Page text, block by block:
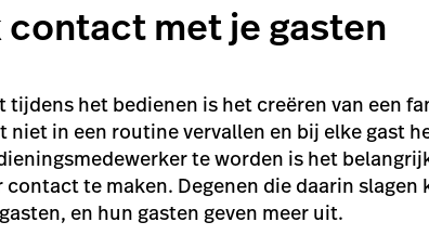
contact met je gasten
het bedienen is het creëren van een
niet in een routine vervallen en bij elke gast
te worden is het
contact te maken. Degenen die daarin slagen
en hun gasten geven meer uit.